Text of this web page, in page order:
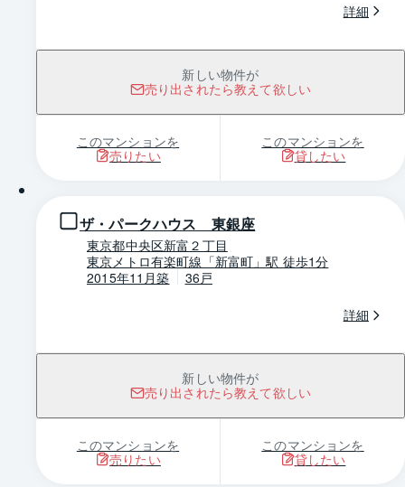
詳細
新しい物件が
売り出されたら教えて欲しい
このマンションを
売りたい
このマンションを
貸したい
ザ・パークハウス 東銀座
東京都中央区新富２丁目
東京メトロ有楽町線「新富町」駅 徒歩1分
2015年11月築
36戸
詳細
新しい物件が
売り出されたら教えて欲しい
このマンションを
売りたい
このマンションを
貸したい